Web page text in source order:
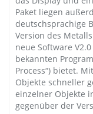
Paket liegen
deutschsprachige
Version des
neue Software
bekannten
Process“) bietet.
Objekte schneller
einzelner Objekte
gegenüber der